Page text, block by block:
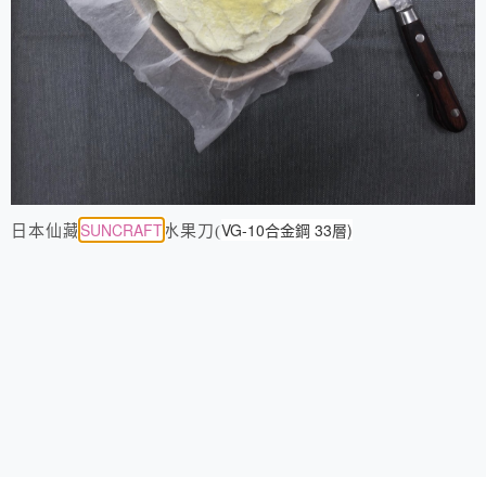
日本仙藏SUNCRAFT水果刀(VG-10合金鋼 33層)